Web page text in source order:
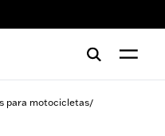
para motocicletas/